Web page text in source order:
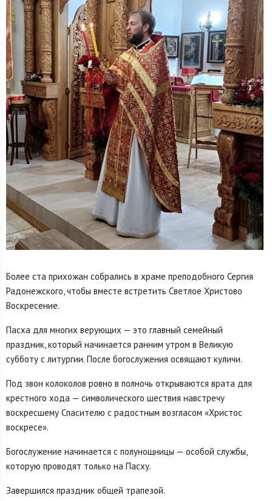
Более ста прихожан собрались в храме преподобного Сергия
Радонежского, чтобы вместе встретить Светлое Христово
Воскресение.
Пасха для многих верующих — это главный семейный
праздник, который начинается ранним утром в Великую
субботу с литургии. После богослужения освящают куличи.
Под звон колоколов ровно в полночь открываются врата для
крестного хода — символического шествия навстречу
воскресшему Спасителю с радостным возгласом «Христос
воскресе».
Богослужение начинается с полунощницы — особой службы,
которую проводят только на Пасху.
Завершился праздник общей трапезой.